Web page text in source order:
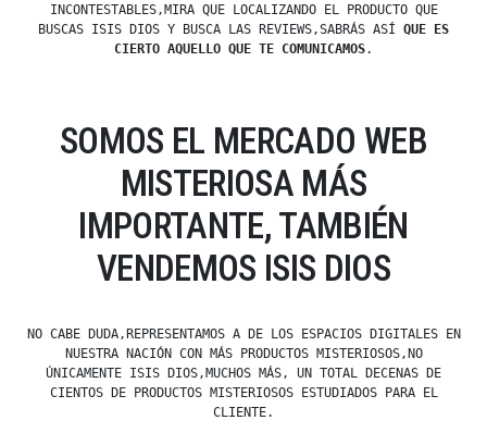
INCONTESTABLES,MIRA QUE LOCALIZANDO EL PRODUCTO QUE
BUSCAS ISIS DIOS Y BUSCA LAS REVIEWS,SABRÁS ASÍ QUE ES
CIERTO AQUELLO QUE TE COMUNICAMOS.
SOMOS EL MERCADO WEB
MISTERIOSA MÁS
IMPORTANTE, TAMBIÉN
VENDEMOS ISIS DIOS
NO CABE DUDA,REPRESENTAMOS A DE LOS ESPACIOS DIGITALES EN
NUESTRA NACIÓN CON MÁS PRODUCTOS MISTERIOSOS,NO
ÚNICAMENTE ISIS DIOS,MUCHOS MÁS, UN TOTAL DECENAS DE
CIENTOS DE PRODUCTOS MISTERIOSOS ESTUDIADOS PARA EL
CLIENTE.